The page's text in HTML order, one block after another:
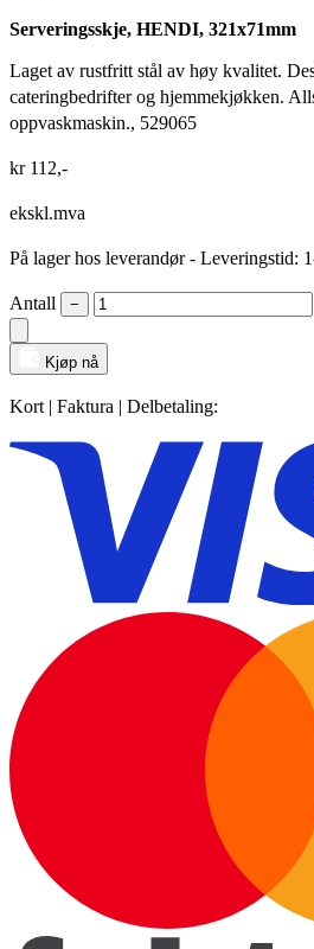
Serveringsskje, HENDI, 321x71mm
Laget av rustfritt stål av høy kvalitet.
cateringbedrifter og hjemmekjøkken.
oppvaskmaskin., 529065
kr112,-
ekskl.mva
På lager hos leverandør- Leveringstid:
Antall −
Kjøp nå
Kort | Faktura | Delbetaling: